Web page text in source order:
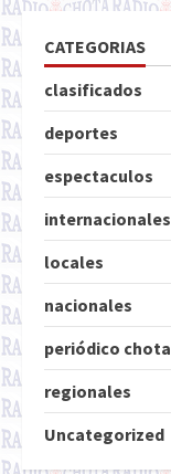
CATEGORIAS
clasificados
deportes
espectaculos
internacionales
locales
nacionales
periódico chota
regionales
Uncategorized